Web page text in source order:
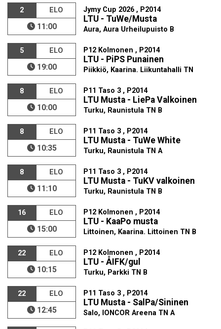
2 ELO
11:00
Jymy Cup 2026 , P2014
LTU - TuWe/Musta
Aura, Aura Urheilupuisto B
5 ELO
19:00
P12 Kolmonen , P2014
LTU - PiPS Punainen
Piikkiö, Kaarina. Liikuntahalli TN
8 ELO
10:00
P11 Taso 3 , P2014
LTU Musta - LiePa Valkoinen
Turku, Raunistula TN B
8 ELO
10:35
P11 Taso 3 , P2014
LTU Musta - TuWe White
Turku, Raunistula TN A
8 ELO
11:10
P11 Taso 3 , P2014
LTU Musta - TuKV valkoinen
Turku, Raunistula TN B
16 ELO
15:00
P12 Kolmonen , P2014
LTU - KaaPo musta
Littoinen, Kaarina. Littoinen TN B
22 ELO
10:15
P12 Kolmonen , P2014
LTU - ÅIFK/gul
Turku, Parkki TN B
22 ELO
12:45
P11 Taso 3 , P2014
LTU Musta - SalPa/Sininen
Salo, IONCOR Areena TN A